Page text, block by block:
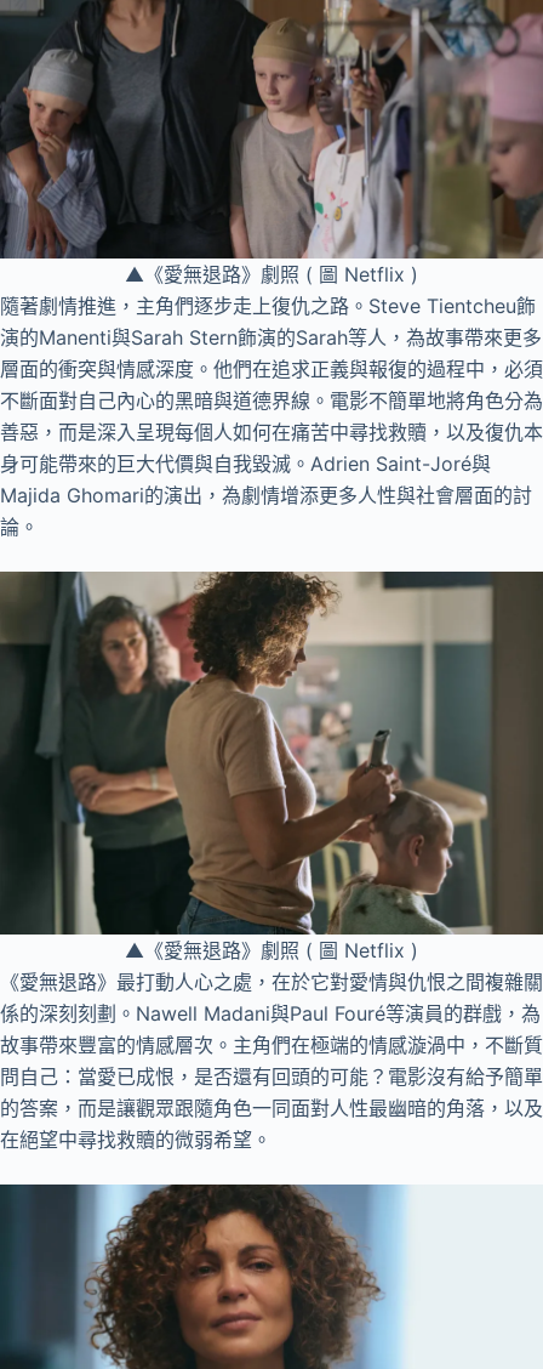
▲《愛無退路》劇照 ( 圖 Netflix )
隨著劇情推進，主角們逐步走上復仇之路。Steve Tientcheu飾
演的Manenti與Sarah Stern飾演的Sarah等人，為故事帶來更多
層面的衝突與情感深度。他們在追求正義與報復的過程中，必須
不斷面對自己內心的黑暗與道德界線。電影不簡單地將角色分為
善惡，而是深入呈現每個人如何在痛苦中尋找救贖，以及復仇本
身可能帶來的巨大代價與自我毀滅。Adrien Saint-Joré與
Majida Ghomari的演出，為劇情增添更多人性與社會層面的討
論。
▲《愛無退路》劇照 ( 圖 Netflix )
《愛無退路》最打動人心之處，在於它對愛情與仇恨之間複雜關
係的深刻刻劃。Nawell Madani與Paul Fouré等演員的群戲，為
故事帶來豐富的情感層次。主角們在極端的情感漩渦中，不斷質
問自己：當愛已成恨，是否還有回頭的可能？電影沒有給予簡單
的答案，而是讓觀眾跟隨角色一同面對人性最幽暗的角落，以及
在絕望中尋找救贖的微弱希望。